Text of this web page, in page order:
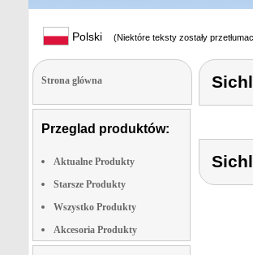
Polski (Niektóre teksty zostały
Strona glówna
Przeglad produktów:
Aktualne Produkty
Starsze Produkty
Wszystko Produkty
Akcesoria Produkty